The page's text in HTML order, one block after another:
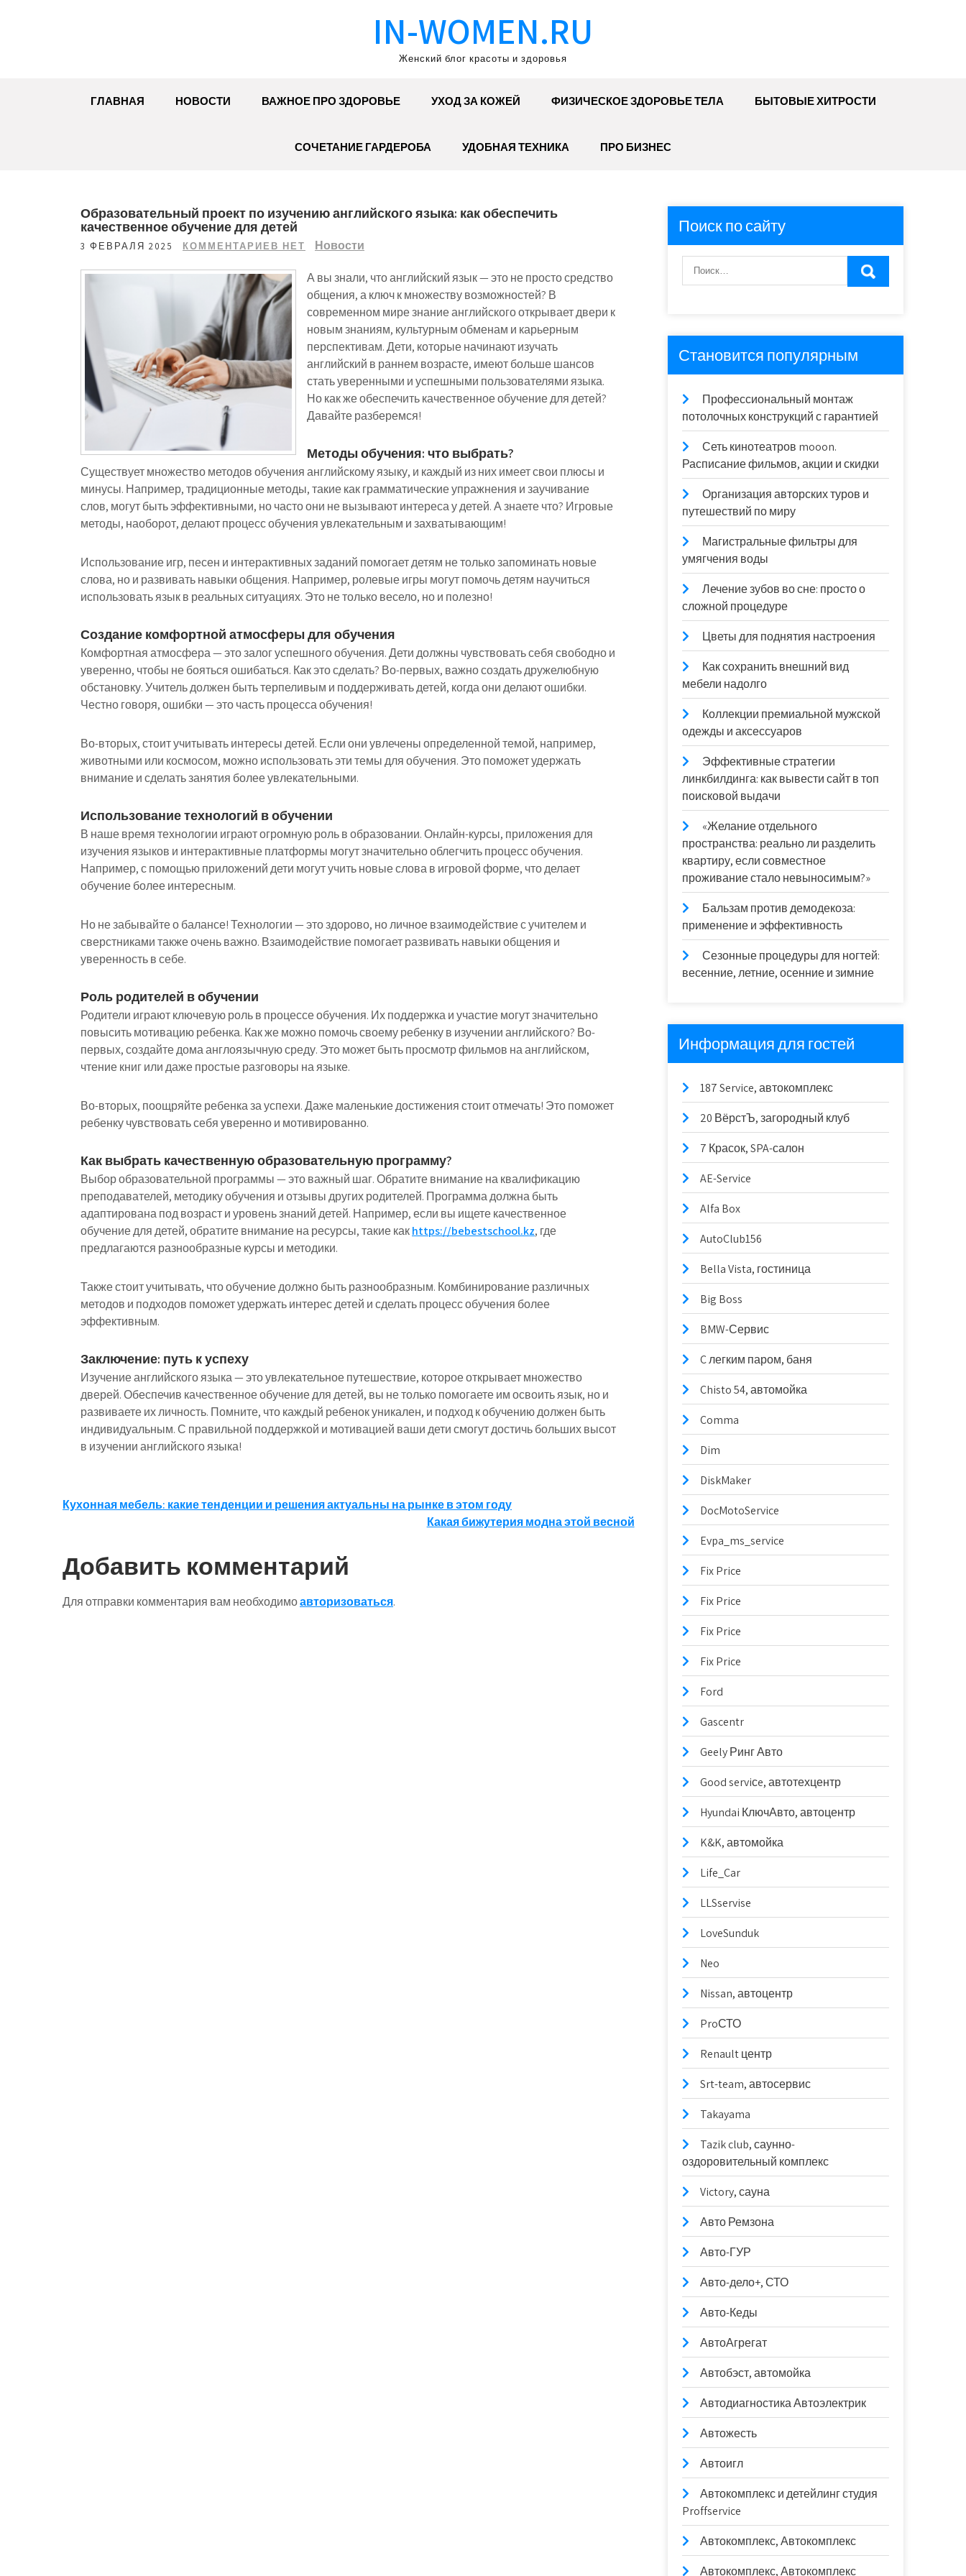
IN-WOMEN.RU
Женский блог красоты и здоровья
ГЛАВНАЯ НОВОСТИ ВАЖНОЕ ПРО ЗДОРОВЬЕ УХОД ЗА КОЖЕЙ ФИЗИЧЕСКОЕ ЗДОРОВЬЕ ТЕЛА БЫТОВЫЕ ХИТРОСТИ
СОЧЕТАНИЕ ГАРДЕРОБА УДОБНАЯ ТЕХНИКА ПРО БИЗНЕС
Образовательный проект по изучению английского языка: как обеспечить
качественное обучение для детей
3 ФЕВРАЛЯ 2025 КОММЕНТАРИЕВ НЕТ Новости
А вы знали, что английский язык — это не просто средство
общения, а ключ к множеству возможностей? В
современном мире знание английского открывает двери к
новым знаниям, культурным обменам и карьерным
перспективам. Дети, которые начинают изучать
английский в раннем возрасте, имеют больше шансов
стать уверенными и успешными пользователями языка.
Но как же обеспечить качественное обучение для детей?
Давайте разберемся!
Методы обучения: что выбрать?
Существует множество методов обучения английскому языку, и каждый из них имеет свои плюсы и
минусы. Например, традиционные методы, такие как грамматические упражнения и заучивание
слов, могут быть эффективными, но часто они не вызывают интереса у детей. А знаете что? Игровые
методы, наоборот, делают процесс обучения увлекательным и захватывающим!
Использование игр, песен и интерактивных заданий помогает детям не только запоминать новые
слова, но и развивать навыки общения. Например, ролевые игры могут помочь детям научиться
использовать язык в реальных ситуациях. Это не только весело, но и полезно!
Создание комфортной атмосферы для обучения
Комфортная атмосфера — это залог успешного обучения. Дети должны чувствовать себя свободно и
уверенно, чтобы не бояться ошибаться. Как это сделать? Во-первых, важно создать дружелюбную
обстановку. Учитель должен быть терпеливым и поддерживать детей, когда они делают ошибки.
Честно говоря, ошибки — это часть процесса обучения!
Во-вторых, стоит учитывать интересы детей. Если они увлечены определенной темой, например,
животными или космосом, можно использовать эти темы для обучения. Это поможет удержать
внимание и сделать занятия более увлекательными.
Использование технологий в обучении
В наше время технологии играют огромную роль в образовании. Онлайн-курсы, приложения для
изучения языков и интерактивные платформы могут значительно облегчить процесс обучения.
Например, с помощью приложений дети могут учить новые слова в игровой форме, что делает
обучение более интересным.
Но не забывайте о балансе! Технологии — это здорово, но личное взаимодействие с учителем и
сверстниками также очень важно. Взаимодействие помогает развивать навыки общения и
уверенность в себе.
Роль родителей в обучении
Родители играют ключевую роль в процессе обучения. Их поддержка и участие могут значительно
повысить мотивацию ребенка. Как же можно помочь своему ребенку в изучении английского? Во-
первых, создайте дома англоязычную среду. Это может быть просмотр фильмов на английском,
чтение книг или даже простые разговоры на языке.
Во-вторых, поощряйте ребенка за успехи. Даже маленькие достижения стоит отмечать! Это поможет
ребенку чувствовать себя уверенно и мотивированно.
Как выбрать качественную образовательную программу?
Выбор образовательной программы — это важный шаг. Обратите внимание на квалификацию
преподавателей, методику обучения и отзывы других родителей. Программа должна быть
адаптирована под возраст и уровень знаний детей. Например, если вы ищете качественное
обучение для детей, обратите внимание на ресурсы, такие какhttps://bebestschool.kz, где
предлагаются разнообразные курсы и методики.
Также стоит учитывать, что обучение должно быть разнообразным. Комбинирование различных
методов и подходов поможет удержать интерес детей и сделать процесс обучения более
эффективным.
Заключение: путь к успеху
Изучение английского языка — это увлекательное путешествие, которое открывает множество
дверей. Обеспечив качественное обучение для детей, вы не только помогаете им освоить язык, но и
развиваете их личность. Помните, что каждый ребенок уникален, и подход к обучению должен быть
индивидуальным. С правильной поддержкой и мотивацией ваши дети смогут достичь больших высот
в изучении английского языка!
Навигация
записям
Кухонная мебель: какие тенденции и решения актуальны на рынке в этом году
Какая бижутерия модна этой весной
Добавить комментарий
Для отправки комментария вам необходимоавторизоваться.
Поиск по сайту
Становится популярным
Профессиональный монтаж
потолочных конструкций с гарантией
Сеть кинотеатров mooon.
Расписание фильмов, акции и скидки
Организация авторских туров и
путешествий по миру
Магистральные фильтры для
умягчения воды
Лечение зубов во сне: просто о
сложной процедуре
Цветы для поднятия настроения
Как сохранить внешний вид
мебели надолго
Коллекции премиальной мужской
одежды и аксессуаров
Эффективные стратегии
линкбилдинга: как вывести сайт в топ
поисковой выдачи
«Желание отдельного
пространства: реально ли разделить
квартиру, если совместное
проживание стало невыносимым?»
Бальзам против демодекоза:
применение и эффективность
Сезонные процедуры для ногтей:
весенние, летние, осенние и зимние
Информация для гостей
187 Service, автокомплекс
20 ВёрстЪ, загородный клуб
7 Красок, SPA-салон
AE-Service
Alfa Box
AutoClub156
Bella Vista, гостиница
Big Boss
BMW-Сервис
C легким паром, баня
Chisto 54, автомойка
Comma
Dim
DiskMaker
DocMotoService
Evpa_ms_service
Fix Price
Fix Price
Fix Price
Fix Price
Ford
Gascentr
Geely Ринг Авто
Good serviсe, автотехцентр
Hyundai КлючАвто, автоцентр
K&K, автомойка
Life_Car
LLSservise
LoveSunduk
Neo
Nissan, автоцентр
ProСТО
Renault центр
Srt-team, автосервис
Takayama
Tazik club, саунно-
оздоровительный комплекс
Victory, сауна
Авто Ремзона
Авто-ГУР
Авто-дело+, СТО
Авто-Кеды
АвтоАгрегат
Автобэст, автомойка
Автодиагностика Автоэлектрик
Автожесть
Автоигл
Автокомплекс и детейлинг студия
Proffservice
Автокомплекс, Автокомплекс
Автокомплекс, Автокомплекс